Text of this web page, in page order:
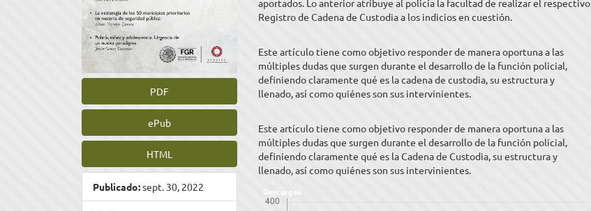
PDF
ePub
HTML
Publicado:sept. 30, 2022
aportados. Lo anterior atribuye al policía la facultad de realizar el respectivo
Registro de Cadena de Custodia a los indicios en cuestión.
Este artículo tiene como objetivo responder de manera oportuna a las
múltiples dudas que surgen durante el desarrollo de la función policial,
definiendo claramente qué es la cadena de custodia, su estructura y
llenado, así como quiénes son sus intervinientes.
Este artículo tiene como objetivo responder de manera oportuna a las
múltiples dudas que surgen durante el desarrollo de la función policial,
definiendo claramente qué es la Cadena de Custodia, su estructura y
llenado, así como quiénes son sus intervinientes.
Descargas